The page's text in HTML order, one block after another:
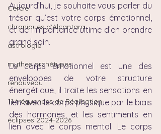
Cercle
chroniques d'Alcantara
astrologie
mythes archétypes
renouveau
11 fréquences de Réalisation
éclipses 2024-2026
Aujourd’hui, je souhaite vous parler du
trésor qu’est votre corps émotionnel,
et de l’importance ultime d’en prendre
grand soin.
Le corps émotionnel est une des
enveloppes de votre structure
énergétique, il traite les sensations en
lien avec le corps physique par le biais
des hormones, et les sentiments en
lien avec le corps mental. Le corps